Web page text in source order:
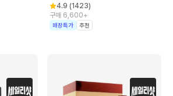
4.9 (1423)
구매 6,600+
매장특가 추천